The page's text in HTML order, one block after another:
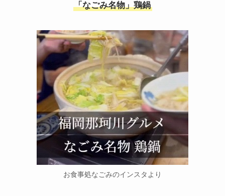
「なごみ名物」鶏鍋
お食事処なごみのインスタより